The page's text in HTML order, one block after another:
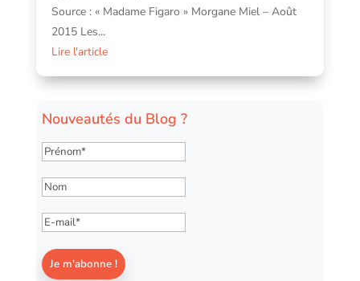
Source : « Madame Figaro » Morgane Miel – Août
2015 Les...
Lire l'article
Nouveautés du Blog ?